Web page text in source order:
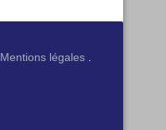
Mentions légales